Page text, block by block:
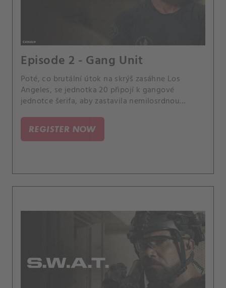
Episode 2 - Gang Unit
Poté, co brutální útok na skrýš zasáhne Los
Angeles, se jednotka 20 připojí k gangové
jednotce šerifa, aby zastavila nemilosrdnou
REGISTER NOW